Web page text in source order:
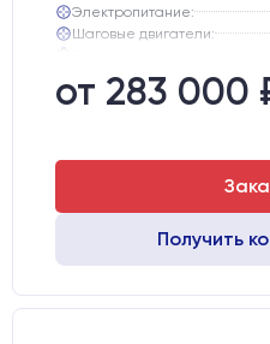
Электропитание:
Шаговые двигатели:
Направляющие оси Y:
Направляющие оси Х:
от 283 000
Получить